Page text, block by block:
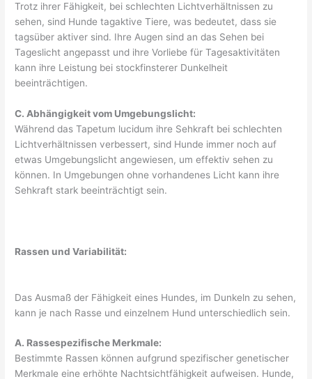
Trotz ihrer Fähigkeit, bei schlechten Lichtverhältnissen zu
sehen, sind Hunde tagaktive Tiere, was bedeutet, dass sie
tagsüber aktiver sind. Ihre Augen sind an das Sehen bei
Tageslicht angepasst und ihre Vorliebe für Tagesaktivitäten
kann ihre Leistung bei stockfinsterer Dunkelheit
beeinträchtigen.
C. Abhängigkeit vom Umgebungslicht:
Während das Tapetum lucidum ihre Sehkraft bei schlechten
Lichtverhältnissen verbessert, sind Hunde immer noch auf
etwas Umgebungslicht angewiesen, um effektiv sehen zu
können. In Umgebungen ohne vorhandenes Licht kann ihre
Sehkraft stark beeinträchtigt sein.
Rassen und Variabilität:
Das Ausmaß der Fähigkeit eines Hundes, im Dunkeln zu sehen,
kann je nach Rasse und einzelnem Hund unterschiedlich sein.
A. Rassespezifische Merkmale:
Bestimmte Rassen können aufgrund spezifischer genetischer
Merkmale eine erhöhte Nachtsichtfähigkeit aufweisen. Hunde,